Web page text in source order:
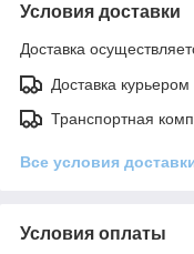
Условия доставки
Доставка
Доставка курьером
Транспортная
Все условия
Условия оплаты